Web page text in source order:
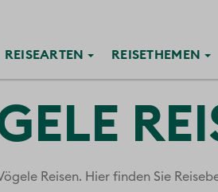
REISEARTEN REISETHEMEN
Reisen. Hier finden Sie